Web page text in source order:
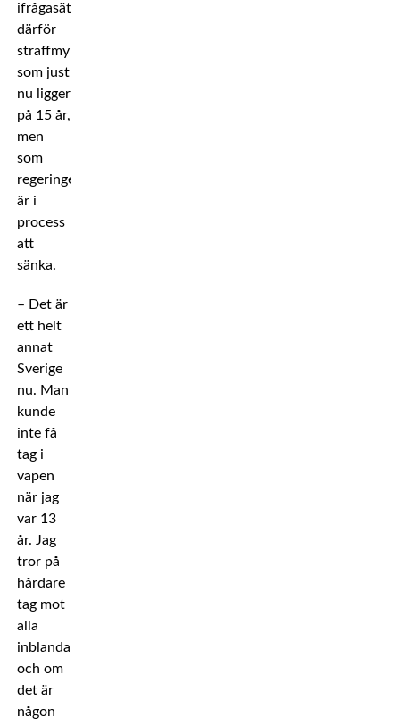
ifrågasätter
därför
straffmyndighetsåldern
som just
nu ligger
på 15 år,
men
som
regeringen
är i
process
att
sänka.
– Det är
ett helt
annat
Sverige
nu. Man
kunde
inte få
tag i
vapen
när jag
var 13
år. Jag
tror på
hårdare
tag mot
alla
inblandade
och om
det är
någon